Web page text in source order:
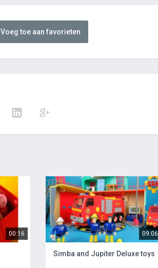
Voeg toe aan favorieten
00:16 09:06
Simba and Jupiter Deluxe toys